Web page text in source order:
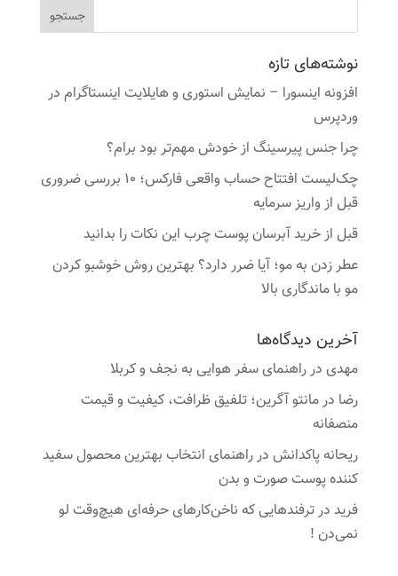
نوشته‌های تازه
افزونه اینسورا – نمایش استوری و هایلایت اینستاگرام در
وردپرس
چرا جنس پیرسینگ از خودش مهم‌تر بود برام؟
چک‌لیست افتتاح حساب واقعی فارکس؛ ۱۰ بررسی ضروری
قبل از واریز سرمایه
قبل از خرید آبرسان پوست چرب این نکات را بدانید
عطر زدن به مو؛ آیا ضرر دارد؟ بهترین روش خوشبو کردن
مو با ماندگاری بالا
آخرین دیدگاه‌ها
مهدیدرراهنمای سفر هوایی به نجف و کربلا
رضا درمانتو آگرین؛ تلفیق ظرافت، کیفیت و قیمت
منصفانه
ریحانه پاکدانشدرراهنمای انتخاب بهترین محصول سفید
کننده پوست صورت و بدن
فریددرترفندهایی که ناخن‌کارهای حرفه‌ای هیچ‌وقت لو
نمی‌دن !